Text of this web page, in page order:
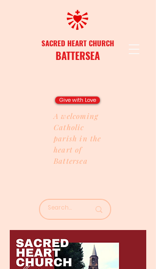
Give with Love
SACRED HEART CHURCH
BATTERSEA
A welcoming
Catholic
parish in the
heart of
Battersea